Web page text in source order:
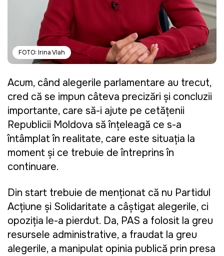
FOTO: Irina Vlah
Acum, când alegerile parlamentare au trecut,
cred că se impun câteva precizări şi concluzii
importante, care să-i ajute pe cetăţenii
Republicii Moldova să înţeleagă ce s-a
întâmplat în realitate, care este situaţia la
moment şi ce trebuie de întreprins în
continuare.
Din start trebuie de menţionat că nu Partidul
Acţiune şi Solidaritate a câştigat alegerile, ci
opoziţia le-a pierdut. Da, PAS a folosit la greu
resursele administrative, a fraudat la greu
alegerile, a manipulat opinia publică prin presa